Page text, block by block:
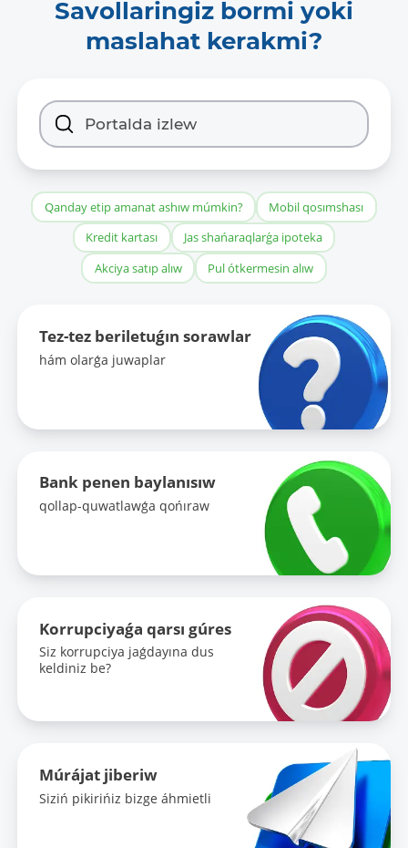
Savollaringiz bormi yoki
maslahat kerakmi?
Qanday etip amanat ashıw múmkin?
Mobil qosımshası
Kredit kartası
Jas shańaraqlarǵa ipoteka
Akciya satıp alıw
Pul ótkermesin alıw
Tez-tez beriletuǵın sorawlar
hám olarǵa juwaplar
Bank penen baylanısıw
qollap-quwatlawǵa qońıraw
Korrupciyaǵa qarsı gúres
Siz korrupciya jaǵdayına dus
keldiniz be?
Múrájat jiberiw
Siziń pikirińiz bizge áhmietli